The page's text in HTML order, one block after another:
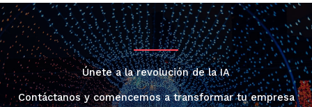
Únete a la revolución de la IA
Contáctanos y comencemos a transformar tu empresa